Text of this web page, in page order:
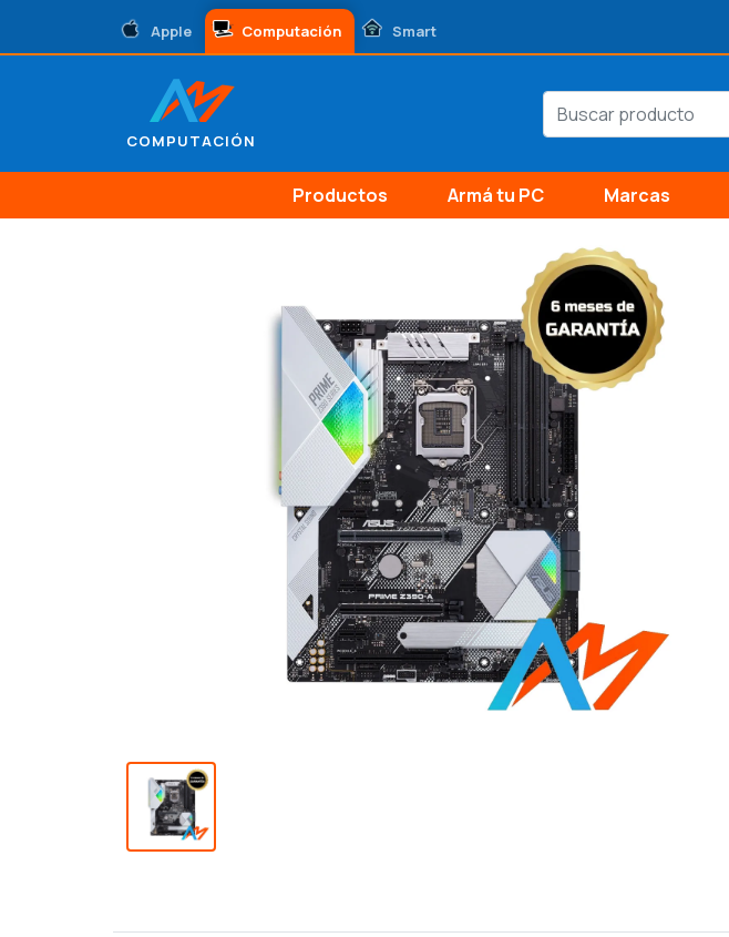
Apple Computación Smart
COMPUTACIÓN
Productos Armá tu PC Marcas